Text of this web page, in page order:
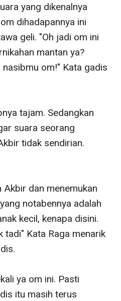
yang dikenalnya
dihadapannya ini
geli. "Oh jadi om ini
mantan ya?
nasibmu om!" Kata gadis
tajam. Sedangkan
suara seorang
tidak sendirian.
Akbir dan menemukan
notabennya adalah
kecil, kenapa disini.
tadi" Kata Raga menarik
ya om ini. Pasti
itu masih terus